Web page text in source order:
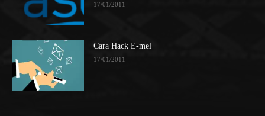
17/01/2011
Cara Hack E-mel
17/01/2011